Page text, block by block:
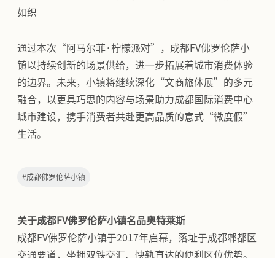
如织
通过本次“阿马尔菲·柠檬派对”，成都FV佛罗伦萨小
镇以持续创新的场景供给，进一步拓展着城市消费体验
的边界。未来，小镇将继续深化“文商旅体展”的多元
融合，以更具巧思的内容与场景助力成都国际消费中心
城市建设，携手消费者共赴更高品质的意式“微度假”
生活。
#成都佛罗伦萨小镇
关于成都FV佛罗伦萨小镇名品奥特莱斯
成都FV佛罗伦萨小镇于2017年启幕，落址于成都郫都区
交通要道，坐拥双铁交汇、快轨直达的便利区位优势。